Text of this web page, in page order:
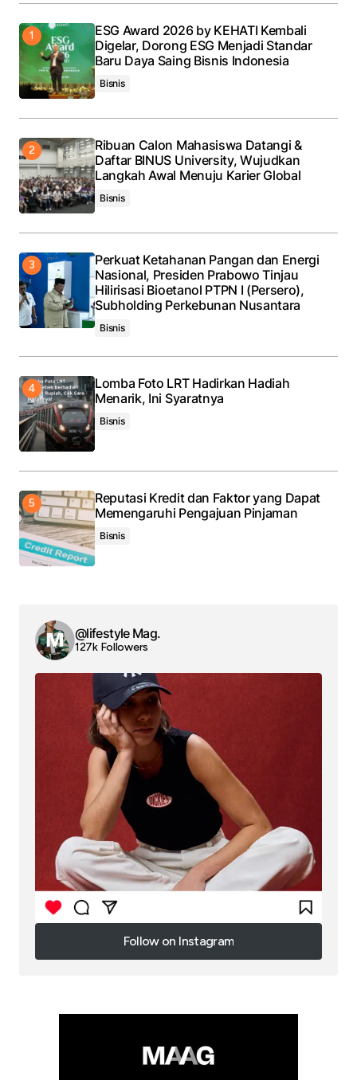
ESG Award 2026 by KEHATI Kembali
Digelar, Dorong ESG Menjadi Standar
Baru Daya Saing Bisnis Indonesia
Bisnis
Ribuan Calon Mahasiswa Datangi &
Daftar BINUS University, Wujudkan
Langkah Awal Menuju Karier Global
Bisnis
Perkuat Ketahanan Pangan dan Energi
Nasional, Presiden Prabowo Tinjau
Hilirisasi Bioetanol PTPN I (Persero),
Subholding Perkebunan Nusantara
Bisnis
Lomba Foto LRT Hadirkan Hadiah
Menarik, Ini Syaratnya
Bisnis
Reputasi Kredit dan Faktor yang Dapat
Memengaruhi Pengajuan Pinjaman
Bisnis
@lifestyle Mag.
127k Followers
Follow on Instagram
Follow on Instagram